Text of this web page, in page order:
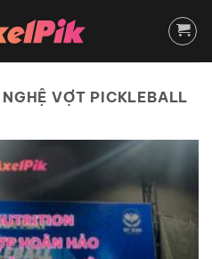
VỢT PICKLEBALL